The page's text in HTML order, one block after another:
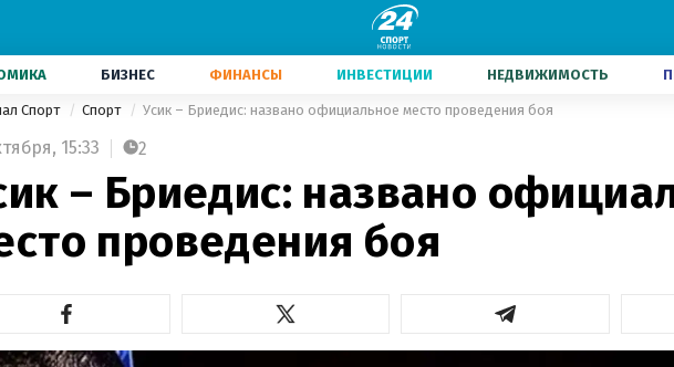
БИЗНЕС ФИНАНСЫ ИНВЕСТИЦИИ НЕДВИЖИМОСТЬ
Спорт Спорт Усик – Бриедис: названо официальное место проведения боя
15:33 2
– Бриедис: названо
проведения боя